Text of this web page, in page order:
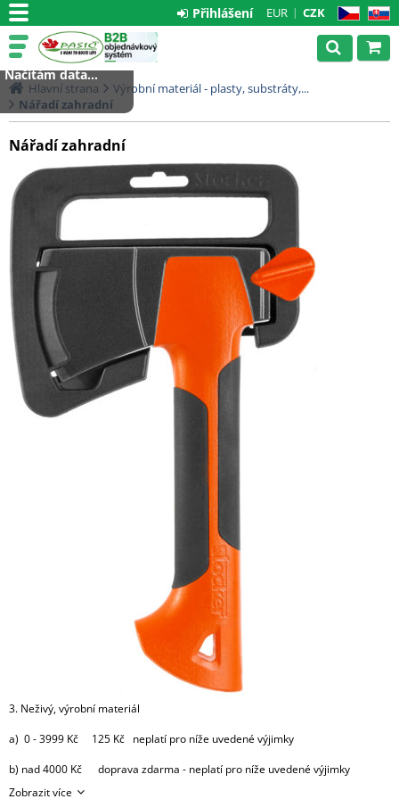
CZ SK
EUR CZK
Přihlášení
Hlavní strana
Výrobní materiál - plasty, substráty,...
Nářadí zahradní
Nářadí zahradní
3. Neživý, výrobní materiál
a) 0 - 3999 Kč 125 Kč neplatí pro níže uvedené výjimky
b) nad 4000 Kč doprava zdarma - neplatí pro níže uvedené výjimky
Zobrazit více
Načítám data...